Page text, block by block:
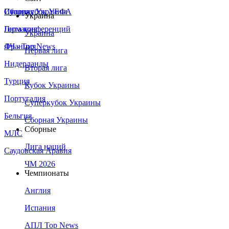
Сборная Украины
Италия
Германия
Франция
Нидерланды
Турция
Португалия
Бельгия
МЛС
Саудовская Аравия
Суперкубок УЕФА
Лига конференций
ЛЧ - Top News
Украина
Украина
Первая лига
Вторая лига
Кубок Украины
Суперкубок Украины
Сборная Украины
Сборные
Лига наций
ЧМ 2026
Чемпионаты
Англия
Испания
АПЛ Top News